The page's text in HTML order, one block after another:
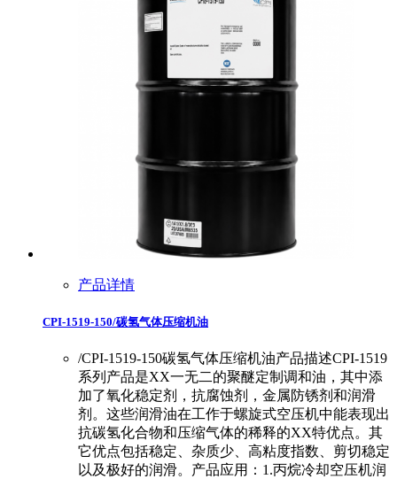
产品详情
CPI-1519-150/碳氢气体压缩机油
/CPI-1519-150碳氢气体压缩机油产品描述CPI-1519
系列产品是XX一无二的聚醚定制调和油，其中添
加了氧化稳定剂，抗腐蚀剂，金属防锈剂和润滑
剂。这些润滑油在工作于螺旋式空压机中能表现出
抗碳氢化合物和压缩气体的稀释的XX特优点。其
它优点包括稳定、杂质少、高粘度指数、剪切稳定
以及极好的润滑。产品应用：1.丙烷冷却空压机润